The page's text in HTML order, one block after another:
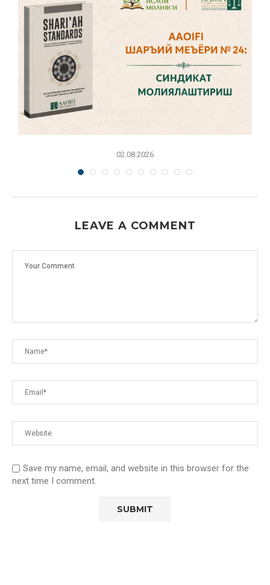
02.08.2026
LEAVE A COMMENT
Save my name, email, and website in this browser for the
next time I comment.